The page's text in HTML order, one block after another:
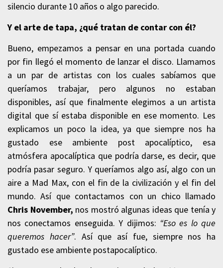
silencio durante 10 años o algo parecido.
Y el arte de tapa, ¿qué tratan de contar con él?
Bueno, empezamos a pensar en una portada cuando
por fin llegó el momento de lanzar el disco. Llamamos
a un par de artistas con los cuales sabíamos que
queríamos trabajar, pero algunos no estaban
disponibles, así que finalmente elegimos a un artista
digital que sí estaba disponible en ese momento. Les
explicamos un poco la idea, ya que siempre nos ha
gustado ese ambiente post apocalíptico, esa
atmósfera apocalíptica que podría darse, es decir, que
podría pasar seguro. Y queríamos algo así, algo con un
aire a Mad Max, con el fin de la civilización y el fin del
mundo. Así que contactamos con un chico llamado
Chris November, nos mostró algunas ideas que tenía y
nos conectamos enseguida. Y dijimos: “Eso es lo que
queremos hacer”. Así que así fue, siempre nos ha
gustado ese ambiente postapocalíptico.